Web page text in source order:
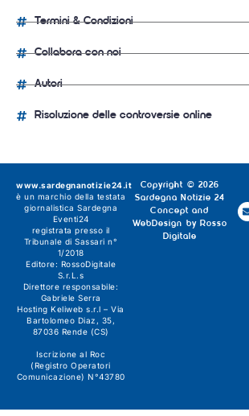
Termini & Condizioni
Collabora con noi
Autori
Risoluzione delle controversie online
Copyright © 2026
Sardegna Notizie 24
Concept and
WebDesign by Rosso
Digitale
www.sardegnanotizie24.it
è un marchio della testata
giornalistica Sardegna
Eventi24
registrata presso il
Tribunale di Sassari n°
1/2018
Editore: RossoDigitale
S.r.L.s
Direttore responsabile:
Gabriele Serra
Hosting Keliweb s.r.l – Via
Bartolomeo Diaz, 35,
87036 Rende (CS)
Iscrizione al Roc
(Registro Operatori
Comunicazione) N°43780